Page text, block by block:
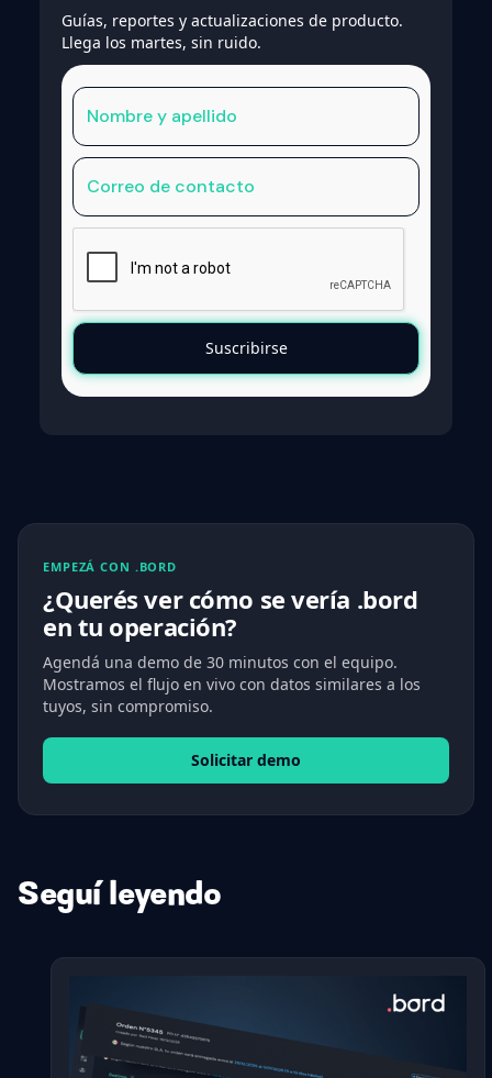
Guías, reportes y actualizaciones de producto.
Llega los martes, sin ruido.
EMPEZÁ CON .BORD
¿Querés ver cómo se vería .bord
en tu operación?
Agendá una demo de 30 minutos con el equipo.
Mostramos el flujo en vivo con datos similares a los
tuyos, sin compromiso.
Solicitar demo
Seguí leyendo